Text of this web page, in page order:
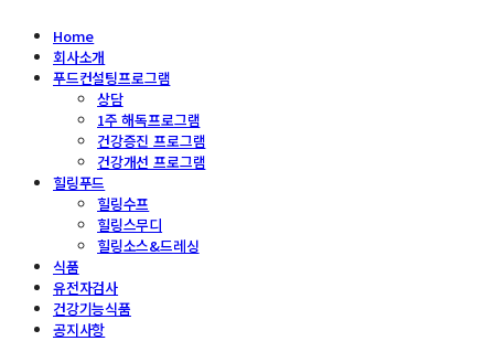
Home
회사소개
푸드컨설팅프로그램
상담
1주 해독프로그램
건강증진 프로그램
건강개선 프로그램
힐링푸드
힐링수프
힐링스무디
힐링소스&드레싱
식품
유전자검사
건강기능식품
공지사항